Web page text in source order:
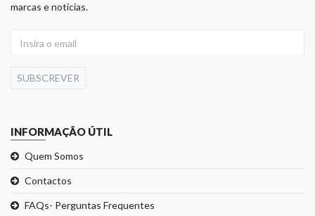
marcas e noticias.
SUBSCREVER
INFORMAÇÃO ÚTIL
Quem Somos
Contactos
FAQs- Perguntas Frequentes